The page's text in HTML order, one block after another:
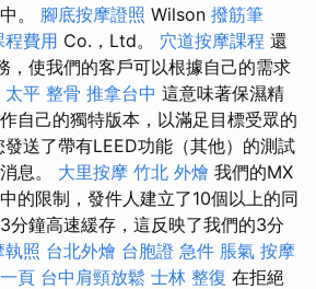
。 腳底按摩證照 Wilson 撥筋筆
程費用 Co.，Ltd。 穴道按摩課程 還
，使我們的客戶可以根據自己的需求
太平 整骨 推拿台中 這意味著保濕精
自己的獨特版本，以滿足目標受眾的
送了帶有LEED功能（其他）的測試
息。 大里按摩 竹北 外燴 我們的MX
的限制，發件人建立了10個以上的同
分鐘高速緩存，這反映了我們的3分
執照 台北外燴 台胞證 急件 脹氣 按摩
頁 台中肩頸放鬆 士林 整復 在拒絕